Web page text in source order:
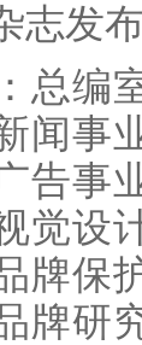
志发
总编
闻事
告事
觉设
牌保
牌研